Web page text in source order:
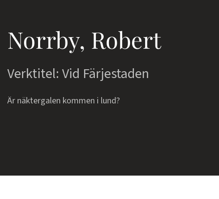
Norrby, Robert
Verktitel: Vid Färjestaden
Är näktergalen kommen i lund?